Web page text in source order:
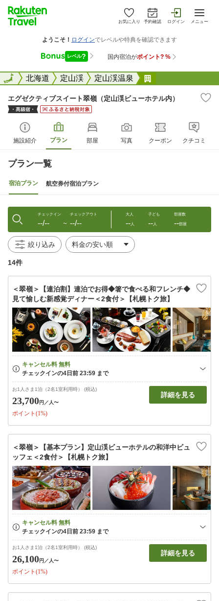
お気に入り 予約確認 ログイン メニュー
全国北海道 定山渓 定山渓温泉
全国
エグゼクティブスイート翠嶺（定山渓ビューホテル内）
施設紹介 プラン 部屋 写真 クーポン クチコミ
プラン一覧
宿泊プラン 航空券付宿泊プラン
チェックイン
--/-- 〜
チェックアウト
--/--
大人
--人
子ども
--人
部屋数
--部屋
絞り込み
14件
＜翠嶺＞【連泊割】連泊でお得◆箸で食べる和フレンチ◆
見て愉しむ新感覚ディナー＜2食付＞【札幌トク旅】
お1人さま1泊（2名1室利用時） (税込)
23,700円 ／人〜
ポイント(1%)
詳細を見る
＜翠嶺＞【基本プラン】定山渓ビューホテルの和洋中ビュ
ッフェ＜2食付＞【札幌トク旅】
お1人さま1泊（2名1室利用時） (税込)
26,100円 ／人〜
ポイント(1%)
詳細を見る